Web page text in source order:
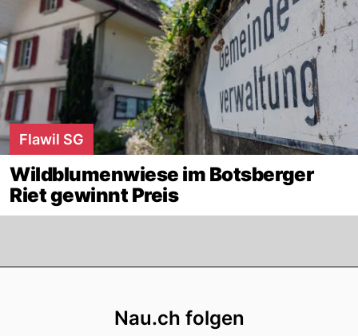
Flawil SG
Wildblumenwiese im Botsberger
Riet gewinnt Preis
Nau.ch folgen